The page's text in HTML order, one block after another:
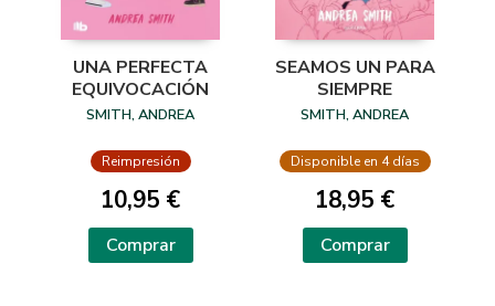
UNA PERFECTA
EQUIVOCACIÓN
SMITH, ANDREA
Reimpresión
10,95 €
Comprar
SEAMOS UN PARA
SIEMPRE
SMITH, ANDREA
Disponible en 4 días
18,95 €
Comprar